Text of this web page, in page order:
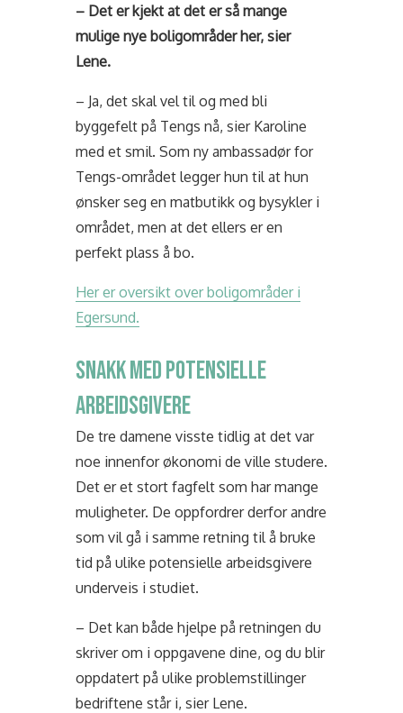
– Det er kjekt at det er så mange
mulige nye boligområder her, sier
Lene.
– Ja, det skal vel til og med bli
byggefelt på Tengs nå, sier Karoline
med et smil. Som ny ambassadør for
Tengs-området legger hun til at hun
ønsker seg en matbutikk og bysykler i
området, men at det ellers er en
perfekt plass å bo.
Her er oversikt over boligområder i
Egersund.
SNAKK MED POTENSIELLE
ARBEIDSGIVERE
De tre damene visste tidlig at det var
noe innenfor økonomi de ville studere.
Det er et stort fagfelt som har mange
muligheter. De oppfordrer derfor andre
som vil gå i samme retning til å bruke
tid på ulike potensielle arbeidsgivere
underveis i studiet.
– Det kan både hjelpe på retningen du
skriver om i oppgavene dine, og du blir
oppdatert på ulike problemstillinger
bedriftene står i, sier Lene.